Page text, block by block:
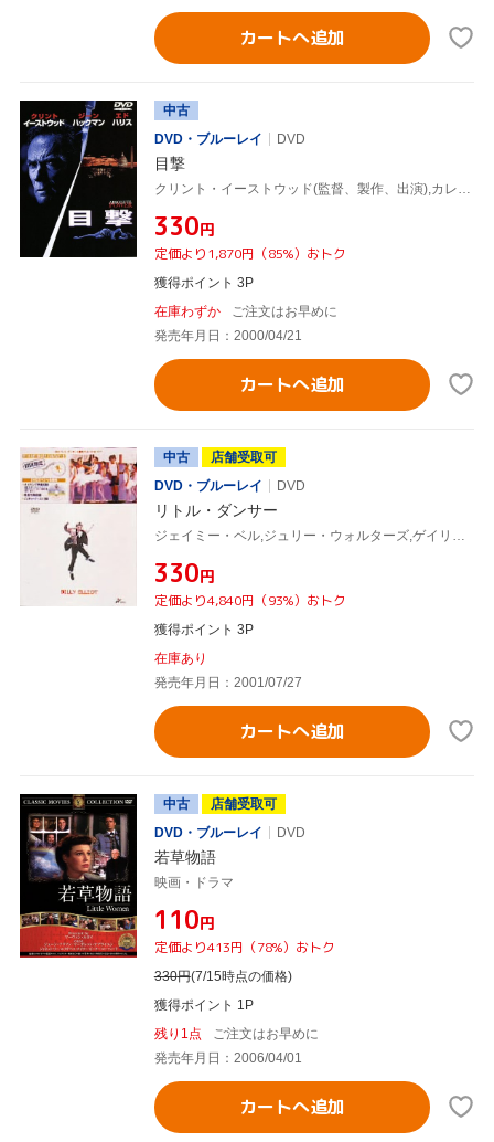
カートへ追加
中古
DVD・ブルーレイ
DVD
目撃
¥330円
定価より1,870円（85%）おトク
獲得ポイント 3P
在庫わずか
ご注文はお早めに
発売年月日：2000/04/21
カートへ追加
中古
店舗受取可
DVD・ブルーレイ
DVD
リトル・ダンサー
¥330円
定価より4,840円（93%）おトク
獲得ポイント 3P
在庫あり
発売年月日：2001/07/27
カートへ追加
中古
店舗受取可
DVD・ブルーレイ
DVD
若草物語
映画・ドラマ
¥110円
定価より413円（78%）おトク
330円(7/15時点の価格)
獲得ポイント 1P
残り1点
ご注文はお早めに
発売年月日：2006/04/01
カートへ追加